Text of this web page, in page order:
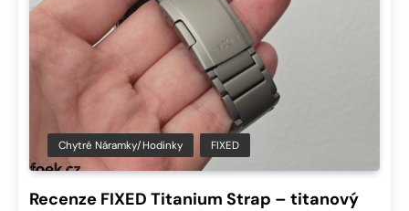
Chytré Náramky/hodinky FIXED
Recenze FIXED Titanium Strap – titanový